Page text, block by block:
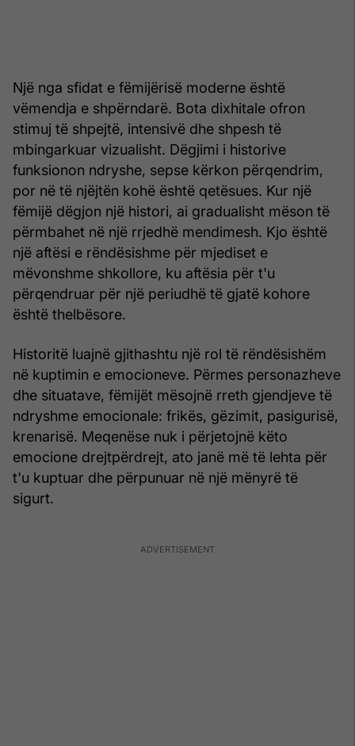
Një nga sfidat e fëmijërisë moderne është
vëmendja e shpërndarë. Bota dixhitale ofron
stimuj të shpejtë, intensivë dhe shpesh të
mbingarkuar vizualisht. Dëgjimi i historive
funksionon ndryshe, sepse kërkon përqendrim,
por në të njëjtën kohë është qetësues. Kur një
fëmijë dëgjon një histori, ai gradualisht mëson të
përmbahet në një rrjedhë mendimesh. Kjo është
një aftësi e rëndësishme për mjediset e
mëvonshme shkollore, ku aftësia për t'u
përqendruar për një periudhë të gjatë kohore
është thelbësore.
Historitë luajnë gjithashtu një rol të rëndësishëm
në kuptimin e emocioneve. Përmes personazheve
dhe situatave, fëmijët mësojnë rreth gjendjeve të
ndryshme emocionale: frikës, gëzimit, pasigurisë,
krenarisë. Meqenëse nuk i përjetojnë këto
emocione drejtpërdrejt, ato janë më të lehta për
t'u kuptuar dhe përpunuar në një mënyrë të
sigurt.